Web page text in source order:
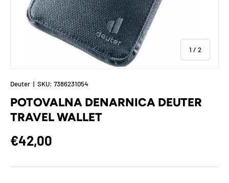
1 / of
2
Deuter | SKU: 7386231054
POTOVALNA DENARNICA DEUTER
TRAVEL WALLET
Regular price
€42,00